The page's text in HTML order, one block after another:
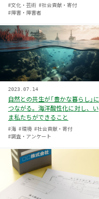
#文化・芸術 #社会貢献・寄付
#障害・障害者
自然との共生が「豊かな暮らし」に
つながる。海洋酸性化に対し、い
ま私たちができること
2023.07.14
#海 #環境 #社会貢献・寄付
#調査・アンケート